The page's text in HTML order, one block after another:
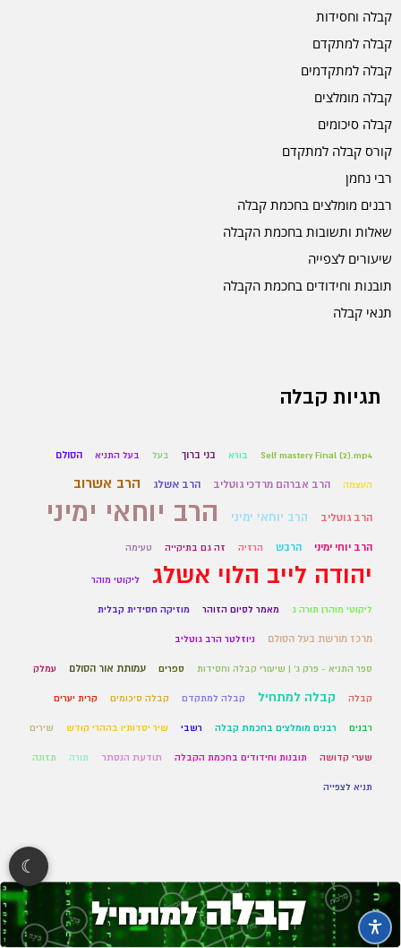
קבלה וחסידות
קבלה למתקדם
קבלה למתקדמים
קבלה מומלצים
קבלה סיכומים
קורס קבלה למתקדם
רבי נחמן
רבנים מומלצים בחכמת קבלה
שאלות ותשובות בחכמת הקבלה
שיעורים לצפייה
תובנות וחידודים בחכמת הקבלה
תנאי קבלה
תגיות קבלה
Self mastery Final (2).mp4 בורא בני ברוך בעל בעל התניא הסולם
העצמה הרב אברהם מרדכי גוטליב הרב אשלג הרב אשרוב
הרב גוטליב הרב יוחאי ימיני הרב יוחאי ימיני
הרב יוחי ימיני הרבש הרזיה זה גם בתיקייה טעימה
יהודה לייב הלוי אשלג ליקוטי מוהר
ליקוטי מוהרן תורה ג מאמר לסיום הזוהר מוזיקה חסידית קבלית
מרכז מורשת בעל הסולם ניוזלטר הרב גוטליב
ספר התניא - פרק ג' | שיעורי קבלה וחסידות ספרים עמותת אור הסולם עמלק
קבלה קבלה למתחיל קבלה למתקדם קבלה סיכומים קרית יערים
רבנים רבנים מומלצים בחכמת קבלה רשבי שיר יסדותיו בההרי קודש שירים
שערי קדושה תובנות וחידודים בחכמת הקבלה תודעת הנסתר תורה תזונה
תניא לצפייה
☾